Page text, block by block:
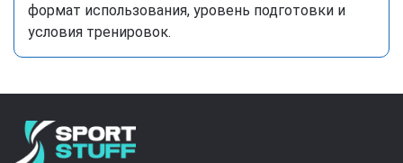
формат использования, уровень подготовки и
условия тренировок.